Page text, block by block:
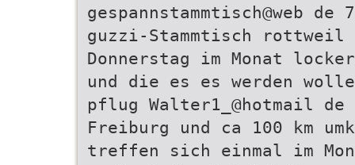
gespannstammtisch@web
guzzi-Stammtisch
Donnerstag im Monat
und die es es werden
pflug Walter1_@hotmail
Freiburg und ca 100 km
treffen sich einmal im